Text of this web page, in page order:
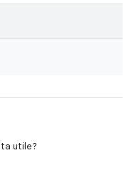
utile?